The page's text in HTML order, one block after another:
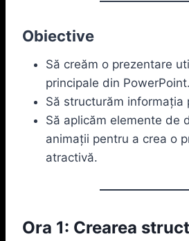
Obiective
Să creăm o prezentare
principale din PowerPoint.
Să structurăm informația
Să aplicăm elemente de
animații pentru a crea o
atractivă.
Ora 1: Crearea